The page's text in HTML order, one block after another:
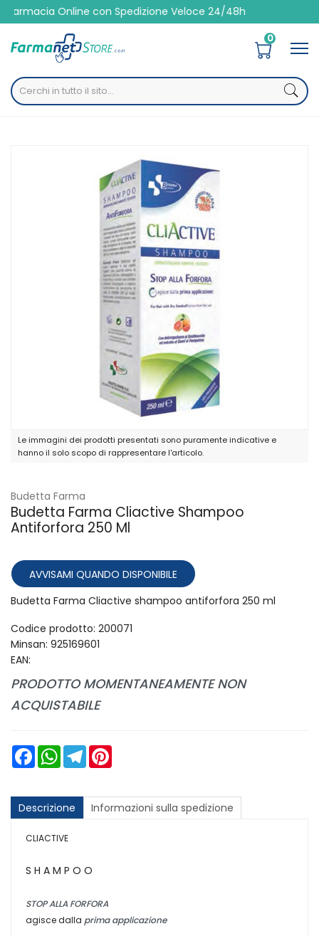
Online con Spedizione Veloce 24/48h
0
Le immagini dei prodotti presentati sono puramente indicative e
hanno il solo scopo di rappresentare l'articolo.
Budetta Farma
Budetta Farma Cliactive Shampoo
Antiforfora 250 Ml
AVVISAMI QUANDO DISPONIBILE
Budetta Farma Cliactive shampoo antiforfora 250 ml
Codice prodotto: 200071
Minsan: 925169601
EAN:
PRODOTTO MOMENTANEAMENTE NON
ACQUISTABILE
FacebookWhatsAppTelegram
Descrizione Informazioni sulla spedizione
CLIACTIVE
S H A M P O O
STOP ALLA FORFORA
agisce dalla prima applicazione